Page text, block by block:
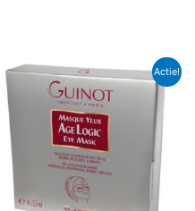
Actie!
Oorspronkelijke
prijs
was:
€57.95.
Huidige
prijs
is:
€49.26.